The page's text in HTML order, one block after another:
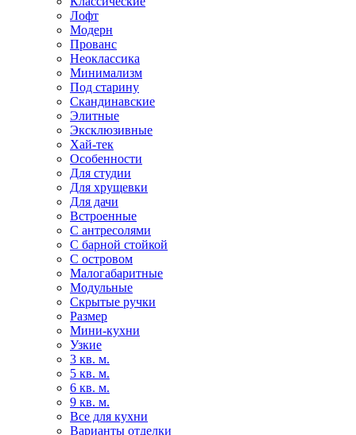
Лофт
Модерн
Прованс
Неоклассика
Минимализм
Под старину
Скандинавские
Элитные
Эксклюзивные
Хай-тек
Особенности
Для студии
Для хрущевки
Для дачи
Встроенные
С антресолями
С барной стойкой
С островом
Малогабаритные
Модульные
Скрытые ручки
Размер
Мини-кухни
Узкие
3 кв. м.
5 кв. м.
6 кв. м.
9 кв. м.
Все для кухни
Варианты отделки